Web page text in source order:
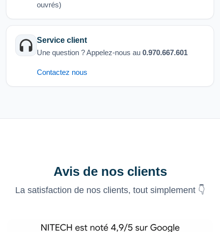
ouvrés)
Service client
Une question ? Appelez-nous au 0.970.667.601
Contactez nous
Avis de nos clients
La satisfaction de nos clients, tout simplement 👇